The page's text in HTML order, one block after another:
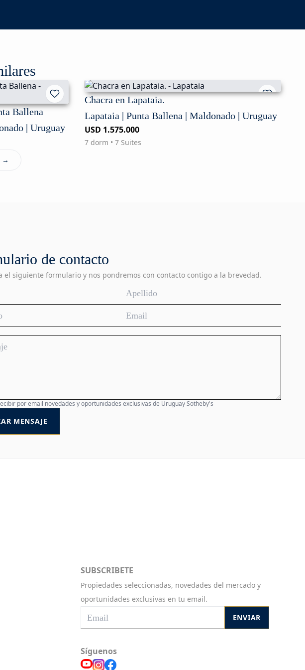
Ballena
| Uruguay
Chacra en Lapataia.
Lapataia | Punta Ballena | Maldonado | Uruguay
USD 1.575.000
7 dorm • 7 Suites
→
de contacto
el siguiente formulario y nos pondremos con contacto contigo a la brevedad.
por email novedades y oportunidades exclusivas de Uruguay Sotheby's
MENSAJE
SUBSCRIBETE
Propiedades seleccionadas, novedades del mercado y
oportunidades exclusivas en tu email.
ENVIAR
Síguenos